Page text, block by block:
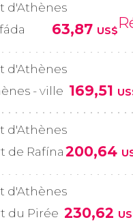
d'Athènes
63,87 US$
d'Athènes
- ville 169,51
d'Athènes
de Rafína 200,64
d'Athènes
du Pirée 230,62